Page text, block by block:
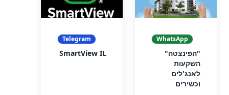
WhatsApp
"הפינצטה"
השקעות
לאנג'לים
וכשירים
Telegram
SmartView IL